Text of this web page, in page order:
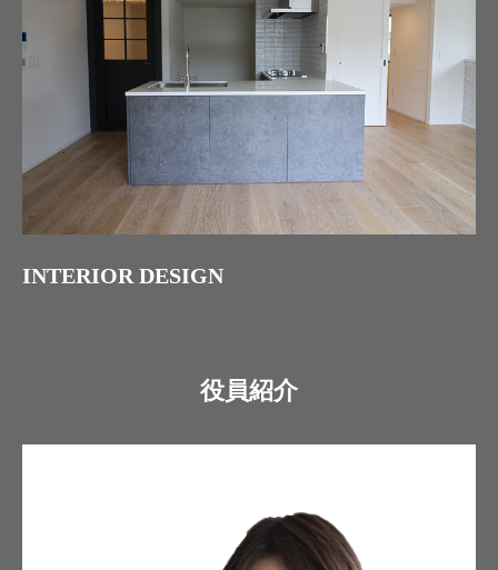
INTERIOR DESIGN
役員紹介